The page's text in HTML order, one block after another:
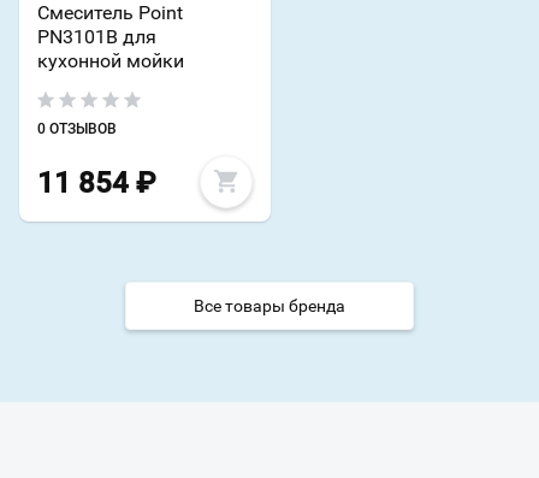
Смеситель Point
PN3101B для
кухонной мойки
0 ОТЗЫВОВ
11 854 ₽
Все товары бренда